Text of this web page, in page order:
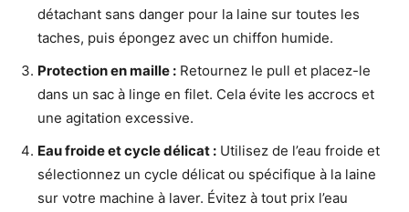
détachant sans danger pour la laine sur toutes les
taches, puis épongez avec un chiffon humide.
Protection en maille : Retournez le pull et placez-le
dans un sac à linge en filet. Cela évite les accrocs et
une agitation excessive.
Eau froide et cycle délicat : Utilisez de l’eau froide et
sélectionnez un cycle délicat ou spécifique à la laine
sur votre machine à laver. Évitez à tout prix l’eau